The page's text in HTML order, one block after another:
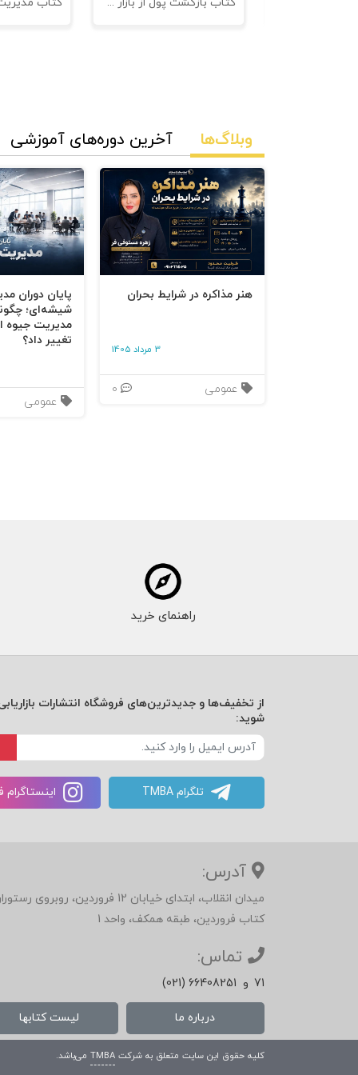
وبلاگ‌ها آخرین دوره‌های آموزشی
هنر مذاکره در شرایط بحران
3 مرداد 1405
عمومی
پایان دوران
شیشه‌ای؛
مدیریت جیوه‌
تغییر داد؟
عمومی
راهنمای خرید
از تخفیف‌ها و جدیدترین‌های فروشگاه انتشارات
شوید:
تلگرام TMBA
آدرس:
میدان انقلاب، ابتدای خیابان 12
کتاب فروردین، طبقه همکف، واحد 1
تماس:
(021) 66408251 و 71
درباره ما لیست کتابها
کلیه حقوق این سایت متعلق به شرکت TMBA می‌باشد.